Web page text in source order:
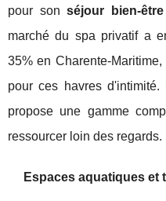
pour sonséjour bien-
marché du spa privatif a
35% en Charente-
pour ces havres d'intimité.
propose une gamme
ressourcer loin des regards.
Espaces aquatiques et